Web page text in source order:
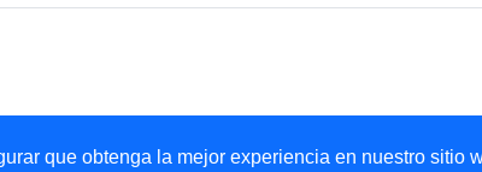
que obtenga la mejor experiencia en nuestro sitio